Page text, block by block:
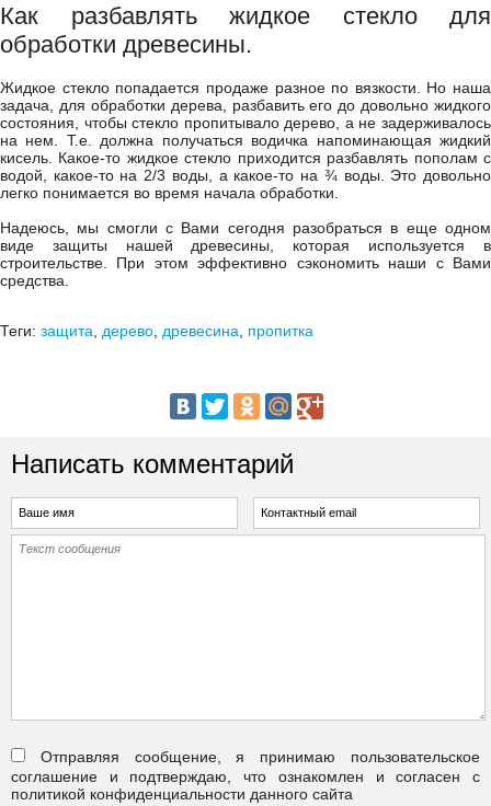
Как разбавлять жидкое стекло для
обработки древесины.
Жидкое стекло попадается продаже разное по вязкости. Но наша
задача, для обработки дерева, разбавить его до довольно жидкого
состояния, чтобы стекло пропитывало дерево, а не задерживалось
на нем. Т.е. должна получаться водичка напоминающая жидкий
кисель. Какое-то жидкое стекло приходится разбавлять пополам с
водой, какое-то на 2/3 воды, а какое-то на ¾ воды. Это довольно
легко понимается во время начала обработки.
Надеюсь, мы смогли с Вами сегодня разобраться в еще одном
виде защиты нашей древесины, которая используется в
строительстве. При этом эффективно сэкономить наши с Вами
средства.
Теги: защита дерево древесина пропитка
Написать комментарий
Отправляя сообщение, я принимаю пользовательское
соглашение и подтверждаю, что ознакомлен и согласен с
политикой конфиденциальности данного сайта